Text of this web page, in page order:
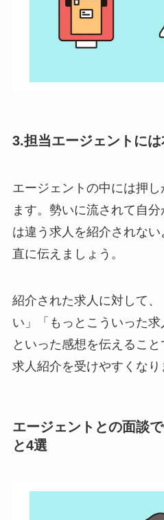
3.担当エージェントに
エージェントの中には押
ます。勢いに流されて自
は違う求人を紹介されな
直に伝えましょう。
紹介された求人に対して
い」「もっとこういった求
といった感想を伝えるこ
求人紹介を受けやすくなり
エージェントとの面談
と4選